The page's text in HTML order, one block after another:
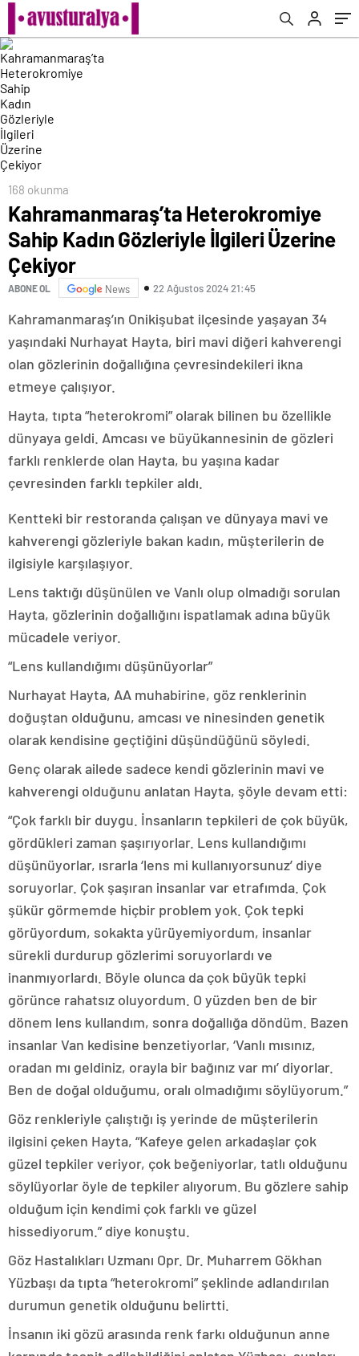
168 okunma
Kahramanmaraş’ta Heterokromiye
Sahip Kadın Gözleriyle İlgileri Üzerine
Çekiyor
ABONE OL News 22 Ağustos 2024 21:45
Kahramanmaraş’ın Onikişubat ilçesinde yaşayan 34
yaşındaki Nurhayat Hayta, biri mavi diğeri kahverengi
olan gözlerinin doğallığına çevresindekileri ikna
etmeye çalışıyor.
Hayta, tıpta “heterokromi” olarak bilinen bu özellikle
dünyaya geldi. Amcası ve büyükannesinin de gözleri
farklı renklerde olan Hayta, bu yaşına kadar
çevresinden farklı tepkiler aldı.
Kentteki bir restoranda çalışan ve dünyaya mavi ve
kahverengi gözleriyle bakan kadın, müşterilerin de
ilgisiyle karşılaşıyor.
Lens taktığı düşünülen ve Vanlı olup olmadığı sorulan
Hayta, gözlerinin doğallığını ispatlamak adına büyük
mücadele veriyor.
“Lens kullandığımı düşünüyorlar”
Nurhayat Hayta, AA muhabirine, göz renklerinin
doğuştan olduğunu, amcası ve ninesinden genetik
olarak kendisine geçtiğini düşündüğünü söyledi.
Genç olarak ailede sadece kendi gözlerinin mavi ve
kahverengi olduğunu anlatan Hayta, şöyle devam etti:
“Çok farklı bir duygu. İnsanların tepkileri de çok büyük,
gördükleri zaman şaşırıyorlar. Lens kullandığımı
düşünüyorlar, ısrarla ‘lens mi kullanıyorsunuz’ diye
soruyorlar. Çok şaşıran insanlar var etrafımda. Çok
şükür görmemde hiçbir problem yok. Çok tepki
görüyordum, sokakta yürüyemiyordum, insanlar
sürekli durdurup gözlerimi soruyorlardı ve
inanmıyorlardı. Böyle olunca da çok büyük tepki
görünce rahatsız oluyordum. O yüzden ben de bir
dönem lens kullandım, sonra doğallığa döndüm. Bazen
insanlar Van kedisine benzetiyorlar, ‘Vanlı mısınız,
oradan mı geldiniz, orayla bir bağınız var mı’ diyorlar.
Ben de doğal olduğumu, oralı olmadığımı söylüyorum.”
Göz renkleriyle çalıştığı iş yerinde de müşterilerin
ilgisini çeken Hayta, “Kafeye gelen arkadaşlar çok
güzel tepkiler veriyor, çok beğeniyorlar, tatlı olduğunu
söylüyorlar öyle de tepkiler alıyorum. Bu gözlere sahip
olduğum için kendimi çok farklı ve güzel
hissediyorum.” diye konuştu.
Göz Hastalıkları Uzmanı Opr. Dr. Muharrem Gökhan
Yüzbaşı da tıpta “heterokromi” şeklinde adlandırılan
durumun genetik olduğunu belirtti.
İnsanın iki gözü arasında renk farkı olduğunun anne